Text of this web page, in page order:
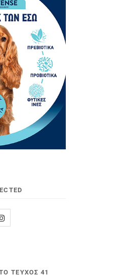
ΤΕΎΧΟΣ 41